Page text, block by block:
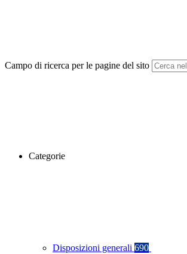
Campo di ricerca per le pagine del sito
Categorie
Disposizioni generali 690